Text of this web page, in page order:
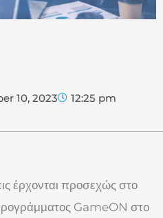
10, 2023 12:25 pm
έρχονται προσεχώς στο
GameON στο